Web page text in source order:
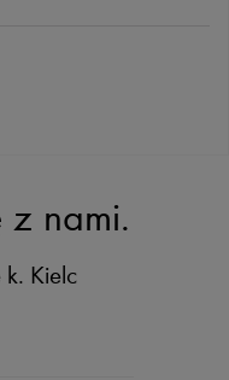
z nami.
k. Kielc